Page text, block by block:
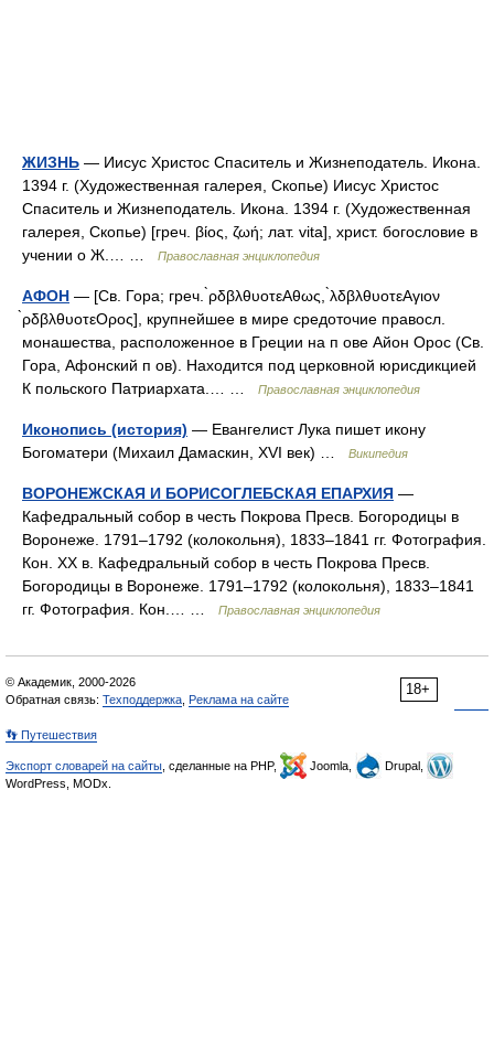
ЖИЗНЬ — Иисус Христос Спаситель и Жизнеподатель. Икона.
1394 г. (Художественная галерея, Скопье) Иисус Христос
Спаситель и Жизнеподатель. Икона. 1394 г. (Художественная
галерея, Скопье) [греч. βίος, ζωή; лат. vita], христ. богословие в
учении о Ж.… …
Православная энциклопедия
АФОН — [Св. Гора; греч. ̀ρδβλθυοτεΑθως, ̀λδβλθυοτεΑγιον
̀ρδβλθυοτεΟρος], крупнейшее в мире средоточие правосл.
монашества, расположенное в Греции на п ове Айон Орос (Св.
Гора, Афонский п ов). Находится под церковной юрисдикцией
К польского Патриархата.… …
Православная энциклопедия
Иконопись (история) — Евангелист Лука пишет икону
Богоматери (Михаил Дамаскин, XVI век) …
Википедия
ВОРОНЕЖСКАЯ И БОРИСОГЛЕБСКАЯ ЕПАРХИЯ —
Кафедральный собор в честь Покрова Пресв. Богородицы в
Воронеже. 1791–1792 (колокольня), 1833–1841 гг. Фотография.
Кон. ХХ в. Кафедральный собор в честь Покрова Пресв.
Богородицы в Воронеже. 1791–1792 (колокольня), 1833–1841
гг. Фотография. Кон.… …
Православная энциклопедия
18+
© Академик, 2000-2026
Обратная связь: Техподдержка Реклама на сайте
👣 Путешествия
Экспорт словарей на сайты , сделанные на PHP, Joomla,
Drupal,
WordPress, MODx.